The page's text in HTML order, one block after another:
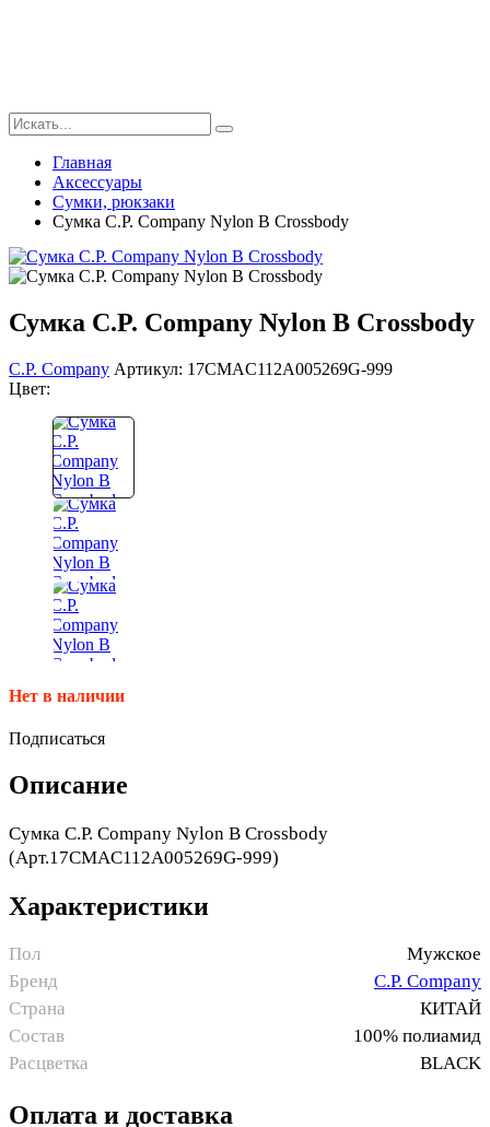
Главная
Аксессуары
Сумки, рюкзаки
Сумка C.P. Company Nylon B Crossbody
Сумка C.P. Company Nylon B Crossbody
C.P. Company Артикул: 17CMAC112A005269G-999
Цвет:
Нет в наличии
Подписаться
Описание
Сумка C.P. Company Nylon B Crossbody
(Арт.17CMAC112A005269G-999)
Характеристики
Пол
Мужское
Бренд
C.P. Company
Страна
КИТАЙ
Состав
100% полиамид
Расцветка
BLACK
Оплата и доставка